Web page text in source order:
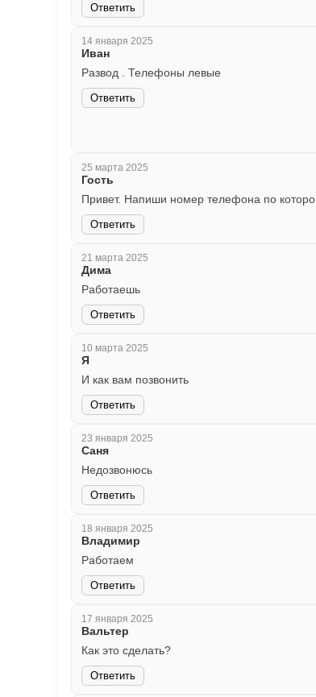
Ответить
14 января 2025
Иван
Развод . Телефоны левые
Ответить
25 марта 2025
Гость
Привет. Напиши номер телефона по
Ответить
21 марта 2025
Дима
Работаешь
Ответить
10 марта 2025
Я
И как вам позвонить
Ответить
23 января 2025
Саня
Недозвонюсь
Ответить
18 января 2025
Владимир
Работаем
Ответить
17 января 2025
Вальтер
Как это сделать?
Ответить